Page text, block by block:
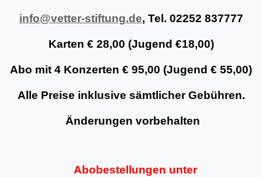
info@vetter-stiftung.de, Tel. 02252 837777
Karten € 28,00 (Jugend €18,00)
Abo mit 4 Konzerten € 95,00 (Jugend € 55,00)
Alle Preise inklusive sämtlicher Gebühren.
Änderungen vorbehalten
Abobestellungen unter